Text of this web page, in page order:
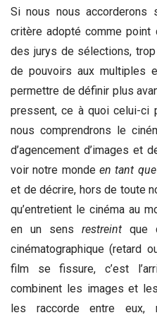
Si nous nous accorderons
critère adopté comme
des jurys de sélections,
de pouvoirs aux multiples
permettre de définir plus
pressent, ce à quoi celui-ci
nous comprendrons le
d’agencement d’images et
voir notre mondeen tant
et de décrire, hors de toute
qu’entretient le cinéma au
en un sens restreint que
cinématographique (retard
film se fissure, c’est
combinent les images et
les raccorde entre eux,